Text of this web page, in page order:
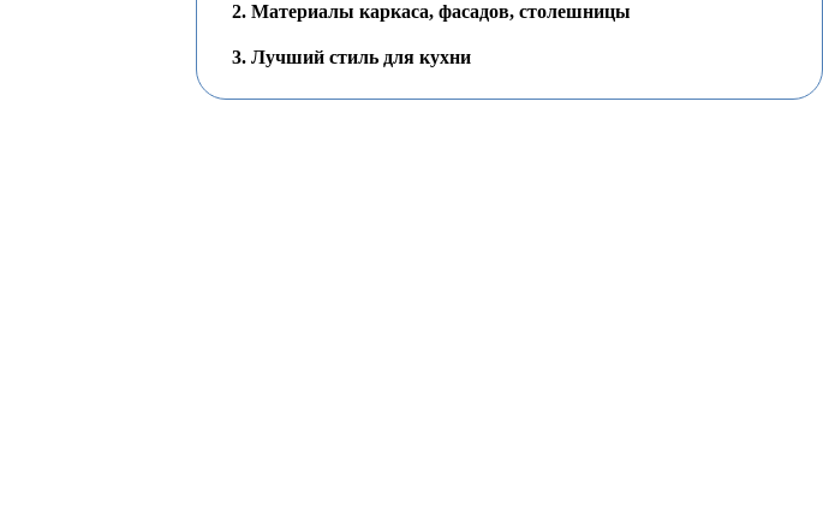
Материалы каркаса, фасадов, столешницы
Лучший стиль для кухни